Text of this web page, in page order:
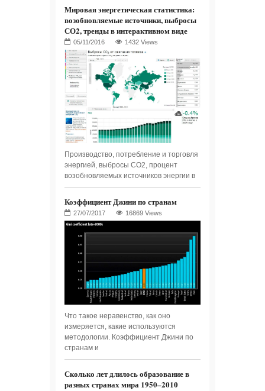
Мировая энергетическая статистика:
возобновляемые источники, выбросы
СО2, тренды в интерактивном виде
1432 Views
Производство, потребление и торговля
энергией, выбросы СО2, процент
возобновляемых источников энергии в
Коэффициент Джини по странам
16869 Views
Что такое неравенство, как оно
измеряется, какие используются
методологии. Коэффициент Джини по
странам и
Сколько лет длилось образование в
разных странах мира 1950–2010